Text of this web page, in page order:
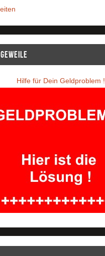
Hilfe für Dein Geldproblem !